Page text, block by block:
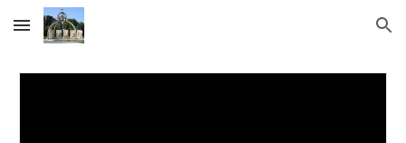
Skip to main content Skip to navigation